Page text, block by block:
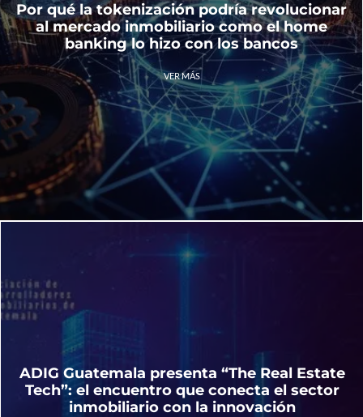
Por qué la tokenización podría revolucionar
al mercado inmobiliario como el home
banking lo hizo con los bancos
VER MÁS
ADIG Guatemala presenta “The Real Estate
Tech”: el encuentro que conecta el sector
inmobiliario con la innovación